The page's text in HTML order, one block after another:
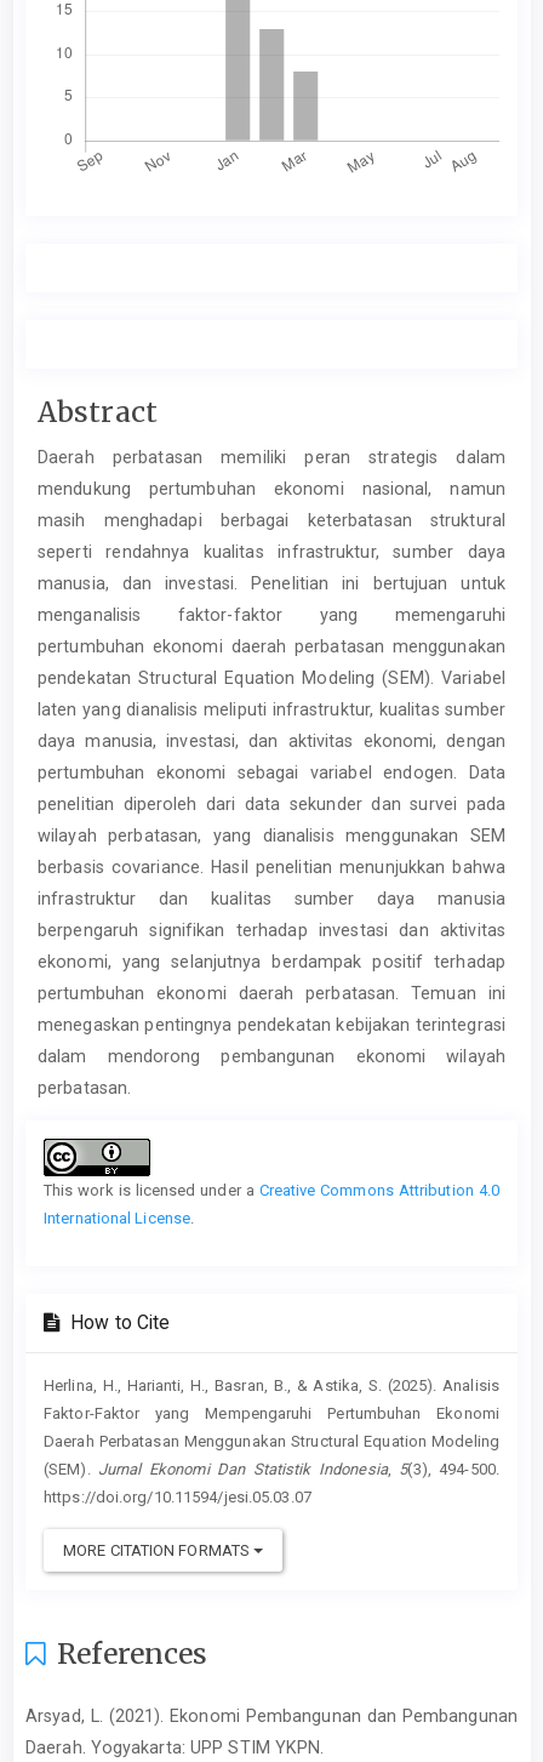
Main
Article
Content
Abstract
Daerah perbatasan memiliki peran strategis dalam
mendukung pertumbuhan ekonomi nasional, namun
masih menghadapi berbagai keterbatasan struktural
seperti rendahnya kualitas infrastruktur, sumber daya
manusia, dan investasi. Penelitian ini bertujuan untuk
menganalisis faktor-faktor yang memengaruhi
pertumbuhan ekonomi daerah perbatasan menggunakan
pendekatan Structural Equation Modeling (SEM). Variabel
laten yang dianalisis meliputi infrastruktur, kualitas sumber
daya manusia, investasi, dan aktivitas ekonomi, dengan
pertumbuhan ekonomi sebagai variabel endogen. Data
penelitian diperoleh dari data sekunder dan survei pada
wilayah perbatasan, yang dianalisis menggunakan SEM
berbasis covariance. Hasil penelitian menunjukkan bahwa
infrastruktur dan kualitas sumber daya manusia
berpengaruh signifikan terhadap investasi dan aktivitas
ekonomi, yang selanjutnya berdampak positif terhadap
pertumbuhan ekonomi daerah perbatasan. Temuan ini
menegaskan pentingnya pendekatan kebijakan terintegrasi
dalam mendorong pembangunan ekonomi wilayah
perbatasan.
Article
Details
This work is licensed under a Creative Commons Attribution 4.0
International License
How to Cite
Herlina, H., Harianti, H., Basran, B., & Astika, S. (2025). Analisis
Faktor-Faktor yang Mempengaruhi Pertumbuhan Ekonomi
Daerah Perbatasan Menggunakan Structural Equation Modeling
(SEM). Jurnal Ekonomi Dan Statistik Indonesia, 5(3), 494-500.
https://doi.org/10.11594/jesi.05.03.07
MORE CITATION FORMATS
References
Arsyad, L. (2021). Ekonomi Pembangunan dan Pembangunan
Daerah. Yogyakarta: UPP STIM YKPN.